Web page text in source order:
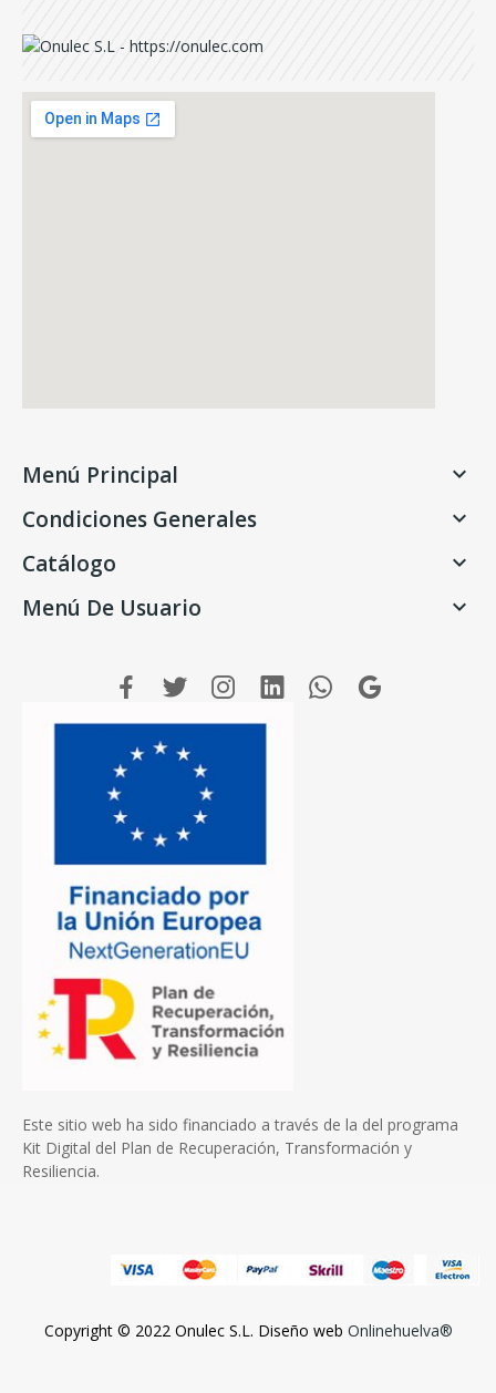
Menú Principal 
Condiciones Generales 
Catálogo 
Menú De Usuario 
Este sitio web ha sido financiado a través de la del programa
Kit Digital del Plan de Recuperación, Transformación y
Resiliencia.
Copyright © 2022 Onulec S.L. Diseño web Onlinehuelva®